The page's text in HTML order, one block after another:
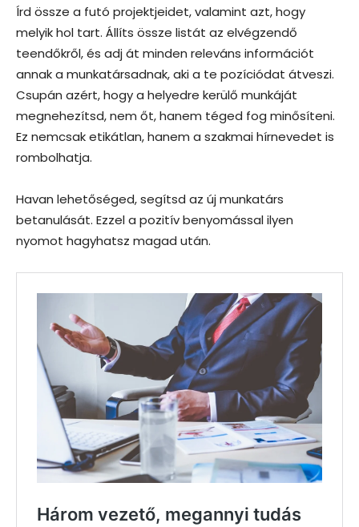
Írd össze a futó projektjeidet, valamint azt, hogy
melyik hol tart. Állíts össze listát az elvégzendő
teendőkről, és adj át minden releváns információt
annak a munkatársadnak, aki a te pozíciódat átveszi.
Csupán azért, hogy a helyedre kerülő munkáját
megnehezítsd, nem őt, hanem téged fog minősíteni.
Ez nemcsak etikátlan, hanem a szakmai hírnevedet is
rombolhatja.
Havan lehetőséged, segítsd az új munkatárs
betanulását. Ezzel a pozitív benyomással ilyen
nyomot hagyhatsz magad után.